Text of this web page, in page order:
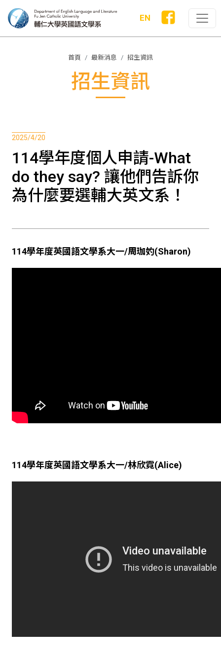
EN
首頁 最新消息 招生資訊
招生資訊
2025/4/20
114學年度個人申請-What
do they say? 讓他們告訴你
為什麼要選輔大英文系！
114學年度英國語文學系大一/周珈妁(Sharon)
114學年度英國語文學系大一/林欣霓(Alice)